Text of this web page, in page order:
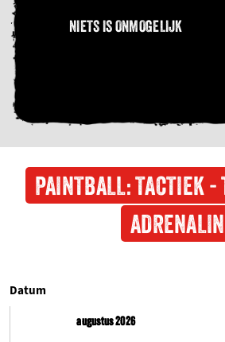
NIETS IS ONMOGELIJK
PAINTBALL: TACTIEK -
Datum
augustus 2026